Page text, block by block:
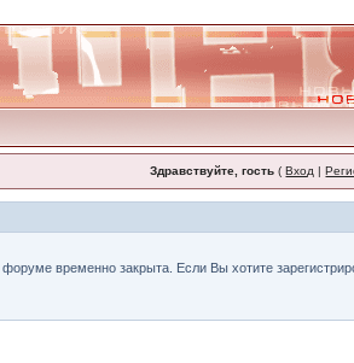
Здравствуйте, гость (Вход |
временно закрыта. Если Вы хотите